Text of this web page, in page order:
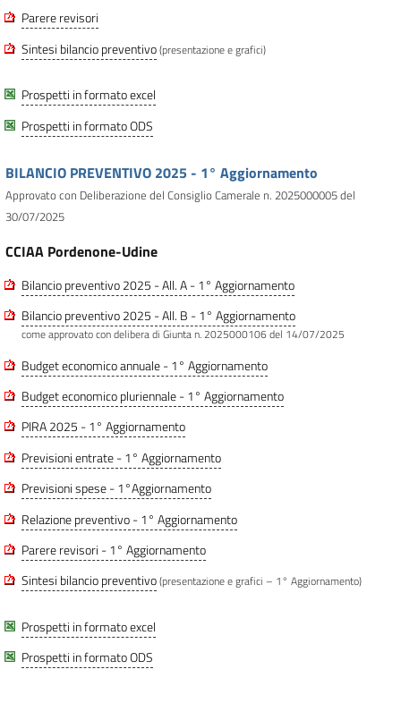
Parere revisori
Sintesi bilancio preventivo(presentazione e grafici)
Prospetti in formato excel
Prospetti in formato ODS
BILANCIO PREVENTIVO 2025 - 1° Aggiornamento
Approvato con Deliberazione del Consiglio Camerale n. 2025000005 del
30/07/2025
CCIAA Pordenone-Udine
Bilancio preventivo 2025 - All. A - 1° Aggiornamento
Bilancio preventivo 2025 - All. B - 1° Aggiornamento
come approvato con delibera di Giunta n. 2025000106 del 14/07/2025
Budget economico annuale - 1° Aggiornamento
Budget economico pluriennale - 1° Aggiornamento
PIRA 2025 - 1° Aggiornamento
Previsioni entrate - 1° Aggiornamento
Previsioni spese - 1°Aggiornamento
Relazione preventivo - 1° Aggiornamento
Parere revisori - 1° Aggiornamento
Sintesi bilancio preventivo(presentazione e grafici – 1° Aggiornamento)
Prospetti in formato excel
Prospetti in formato ODS